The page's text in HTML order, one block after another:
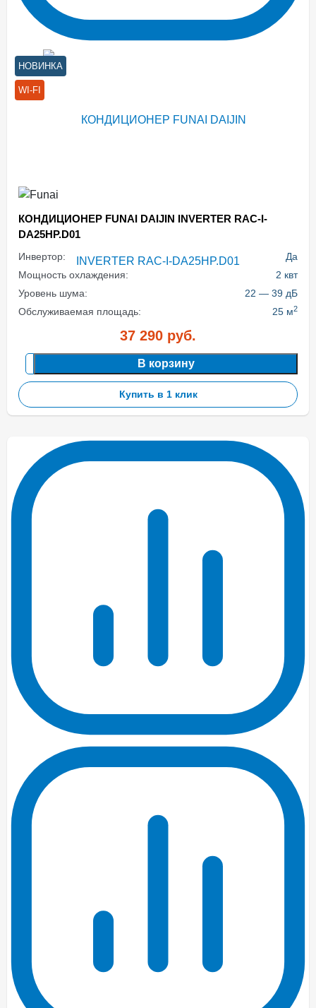
НОВИНКА
WI-FI
КОНДИЦИОНЕР FUNAI DAIJIN INVERTER RAC-I-
DA25HP.D01
Инвертор:
Да
Мощность охлаждения:
2 квт
Уровень шума:
22 — 39 дБ
Обслуживаемая площадь:
25 м2
37 290 руб.
В корзину
Купить в 1 клик